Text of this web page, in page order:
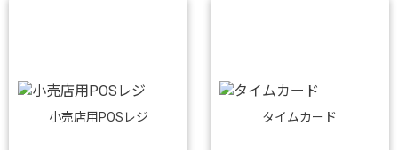
小売店用POSレジ タイムカード